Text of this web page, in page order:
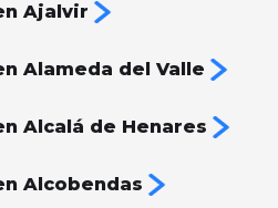
Ajalvir
Alameda del Valle
Alcalá de Henares
Alcobendas